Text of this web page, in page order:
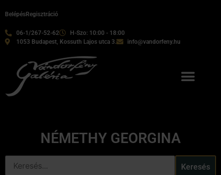
06-1/267-52-62
H-Szo: 10:00 - 18:00
1053 Budapest, Kossuth Lajos utca 3.
info@vandorfeny.hu
BelépésRegisztráció
NÉMETHY GEORGINA
Keresés